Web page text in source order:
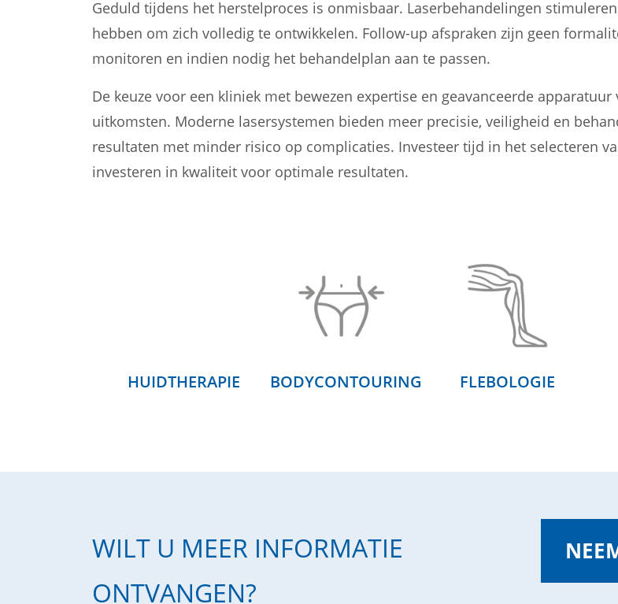
Geduld tijdens het herstelproces is onmisbaar. Laserbehandelingen
hebben om zich volledig te ontwikkelen. Follow-up afspraken zijn geen
monitoren en indien nodig het behandelplan aan te passen.
De keuze voor een kliniek met bewezen expertise en geavanceerde
uitkomsten. Moderne lasersystemen bieden meer precisie, veiligheid en
resultaten met minder risico op complicaties. Investeer tijd in het selecteren
investeren in kwaliteit voor optimale resultaten.
HUIDTHERAPIE BODYCONTOURING FLEBOLOGIE
WILT U MEER INFORMATIE
ONTVANGEN?